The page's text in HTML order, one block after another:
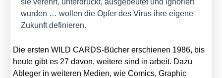
sie ver­ehrt, unter­drückt, aus­ge­beu­tet und igno­riert
wur­den … wol­len die Opfer des Virus ihre eige­ne
Zukunft defi­nie­ren.
Die ers­ten WILD CARDS-Bücher erschie­nen 1986, bis
heu­te gibt es 27 davon, wei­te­re sind in arbeit. Dazu
Able­ger in wei­te­ren Medi­en, wie Comics, Gra­phic